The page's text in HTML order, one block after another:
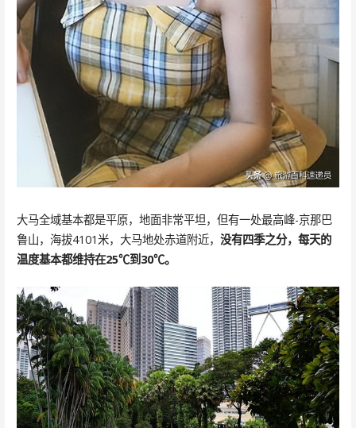
大马全域基本都是平原，地面非常平坦，但有一处最高峰-京那巴
鲁山，海拔4101米，大马地处赤道附近， 没有四季之分，每天的
温度基本都维持在25℃到30℃。